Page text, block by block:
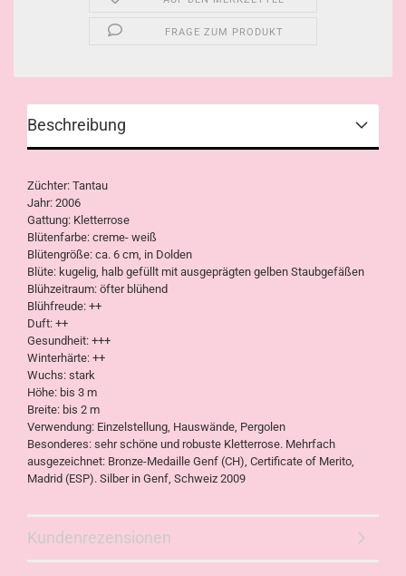
FRAGE ZUM PRODUKT
Beschreibung
Züchter: Tantau
Jahr: 2006
Gattung: Kletterrose
Blütenfarbe: creme- weiß
Blütengröße: ca. 6 cm, in Dolden
Blüte: kugelig, halb gefüllt mit ausgeprägten gelben Staubgefäßen
Blühzeitraum: öfter blühend
Blühfreude: ++
Duft: ++
Gesundheit: +++
Winterhärte: ++
Wuchs: stark
Höhe: bis 3 m
Breite: bis 2 m
Verwendung: Einzelstellung, Hauswände, Pergolen
Besonderes: sehr schöne und robuste Kletterrose. Mehrfach
ausgezeichnet: Bronze-Medaille Genf (CH), Certificate of Merito,
Madrid (ESP). Silber in Genf, Schweiz 2009
Kundenrezensionen